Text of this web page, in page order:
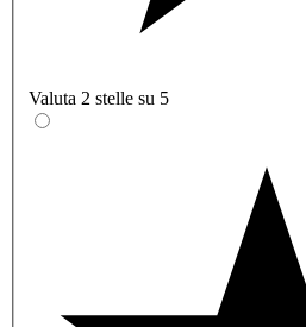
Valuta 2 stelle su 5